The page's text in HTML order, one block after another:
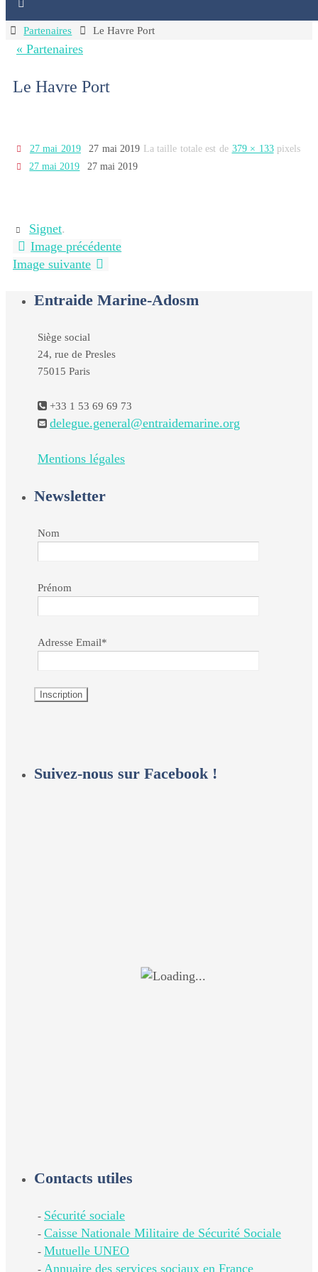
HomePartenaires Le Havre Port
« Partenaires
Le Havre Port
27 mai 2019 27 mai 2019 La taille totale est de 379 × 133pixels
27 mai 2019
27 mai 2019
Signet.
Image précédente
Image suivante
Entraide Marine-Adosm
Siège social
24, rue de Presles
75015 Paris
+33 1 53 69 69 73
delegue.general@entraidemarine.org
Mentions légales
Newsletter
Nom
Prénom
Adresse Email*
Suivez-nous sur Facebook !
Contacts utiles
- Sécurité sociale
- Caisse Nationale Militaire de Sécurité Sociale
- Mutuelle UNEO
- Annuaire des services sociaux en France